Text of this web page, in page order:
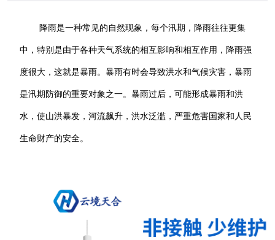
降雨是一种常见的自然现象，每个汛期，降雨往往更集
中，特别是由于各种天气系统的相互影响和相互作用，降雨强
度很大，这就是暴雨。暴雨有时会导致洪水和气候灾害 ， 暴雨
是汛期防御的重要对象之一。暴雨过后，可能形成暴雨和洪
水，使山洪暴发，河流飙升，洪水泛滥，严重危害国家和人民
生命财产的安全。